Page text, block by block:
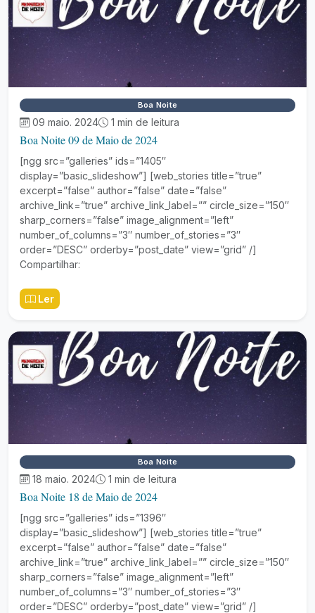
Boa Noite
09 maio. 2024 1 min de leitura
Boa Noite 09 de Maio de 2024
[ngg src=”galleries” ids=”1405″
display=”basic_slideshow”] [web_stories title=”true”
excerpt=”false” author=”false” date=”false”
archive_link=”true” archive_link_label=”” circle_size=”150″
sharp_corners=”false” image_alignment=”left”
number_of_columns=”3″ number_of_stories=”3″
order=”DESC” orderby=”post_date” view=”grid” /]
Compartilhar:
Ler
Boa Noite
18 maio. 2024 1 min de leitura
Boa Noite 18 de Maio de 2024
[ngg src=”galleries” ids=”1396″
display=”basic_slideshow”] [web_stories title=”true”
excerpt=”false” author=”false” date=”false”
archive_link=”true” archive_link_label=”” circle_size=”150″
sharp_corners=”false” image_alignment=”left”
number_of_columns=”3″ number_of_stories=”3″
order=”DESC” orderby=”post_date” view=”grid” /]